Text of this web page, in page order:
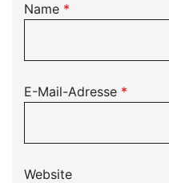
Name *
E-Mail-Adresse *
Website